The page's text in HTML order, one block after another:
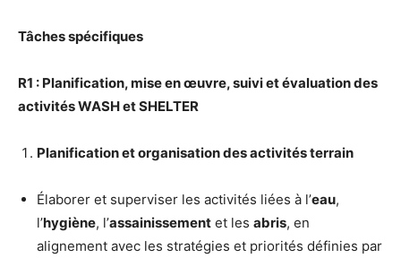
Tâches spécifiques
R1 : Planification, mise en œuvre, suivi et évaluation des
activités WASH et SHELTER
Planification et organisation des activités terrain
Élaborer et superviser les activités liées à l’eau,
l’hygiène, l’assainissement et les abris, en
alignement avec les stratégies et priorités définies par